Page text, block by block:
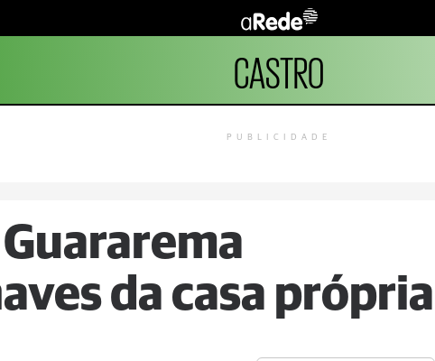
CASTRO
PUBLICIDADE
da casa própria